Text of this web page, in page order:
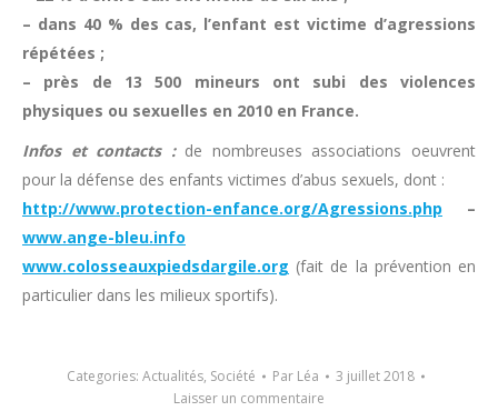
– dans 40 % des cas, l’enfant est victime d’agressions
répétées ;
– près de 13 500 mineurs ont subi des violences
physiques ou sexuelles en 2010 en France.
Infos et contacts : de nombreuses associations oeuvrent
pour la défense des enfants victimes d’abus sexuels, dont :
http://www.protection-enfance.org/Agressions.php –
www.ange-bleu.info
www.colosseauxpiedsdargile.org (fait de la prévention en
particulier dans les milieux sportifs).
Categories: Actualités, Société Par Léa
3 juillet 2018
Laisser un commentaire